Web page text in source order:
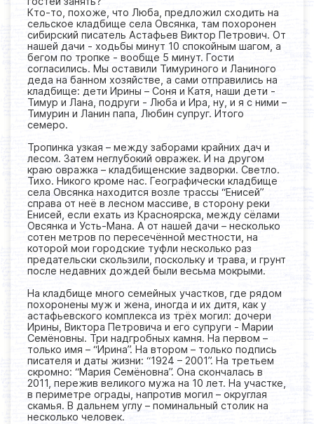
Кто-то, похоже, что Люба, предложил сходить на
сельское кладбище села Овсянка, там похоронен
сибирский писатель Астафьев Виктор Петрович. От
нашей дачи - ходьбы минут 10 спокойным шагом, а
бегом по тропке - вообще 5 минут. Гости
согласились. Мы оставили Тимуриного и Ланиного
деда на банном хозяйстве, а сами отправились на
кладбище: дети Ирины – Соня и Катя, наши дети -
Тимур и Лана, подруги - Люба и Ира, ну, и я с ними –
Тимурин и Ланин папа, Любин супруг. Итого
семеро.
Тропинка узкая – между заборами крайних дач и
лесом. Затем неглубокий овражек. И на другом
краю овражка – кладбищенские задворки. Светло.
Тихо. Никого кроме нас. Географически кладбище
села Овсянка находится возле трассы “Енисей”
справа от неё в лесном массиве, в сторону реки
Енисей, если ехать из Красноярска, между сёлами
Овсянка и Усть-Мана. А от нашей дачи – несколько
сотен метров по пересечённой местности, на
которой мои городские туфли несколько раз
предательски скользили, поскольку и трава, и грунт
после недавних дождей были весьма мокрыми.
На кладбище много семейных участков, где рядом
похоронены муж и жена, иногда и их дитя, как у
астафьевского комплекса из трёх могил: дочери
Ирины, Виктора Петровича и его супруги - Марии
Семёновны. Три надгробных камня. На первом –
только имя – “Ирина”. На втором – только подпись
писателя и даты жизни: “1924 – 2001”. На третьем
скромно: “Мария Семёновна”. Она скончалась в
2011, пережив великого мужа на 10 лет. На участке,
в периметре ограды, напротив могил – округлая
скамья. В дальнем углу – поминальный столик на
несколько человек.